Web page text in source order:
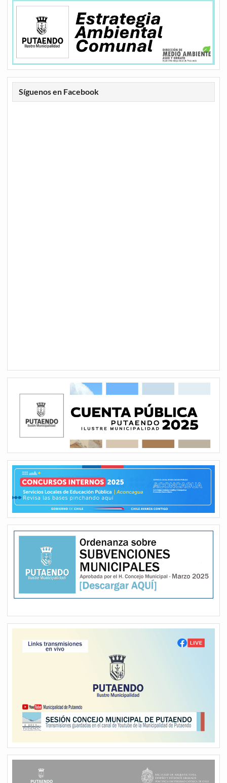
Síguenos en Facebook